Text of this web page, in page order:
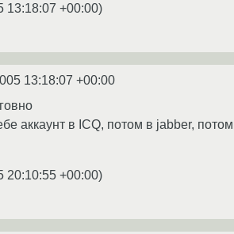
13:18:07 +00:00)
13:18:07 +00:00
аккаунт в ICQ, потом в jabber,
20:10:55 +00:00)